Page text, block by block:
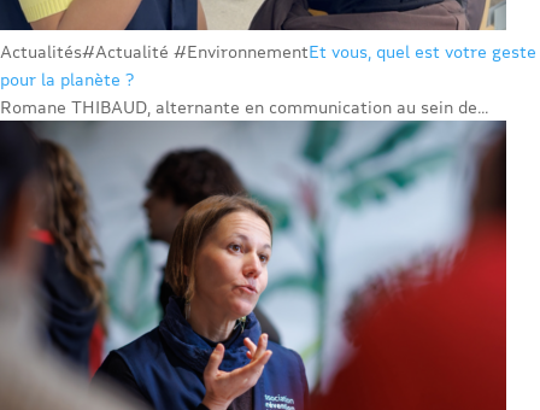
Actualités#Actualité #EnvironnementEt vous, quel est votre geste
pour la planète ?
Romane THIBAUD, alternante en communication au sein de...